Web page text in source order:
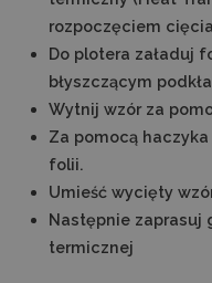
rozpoczęciem
Do plotera załaduj
błyszczącym
Wytnij wzór za
Za pomocą
folii.
Umieść wycięty
Następnie zaprasuj
termicznej